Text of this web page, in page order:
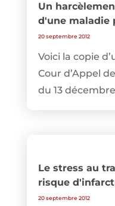
Un
d'une maladie
20 septembre 2012
Voici la copie
Cour d’Appel
du 13 décembre
Le stress au
risque
20 septembre 2012